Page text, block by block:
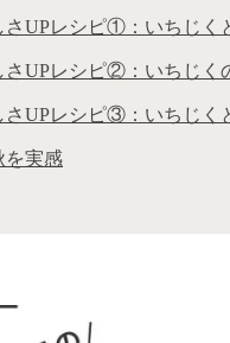
さUPレシピ①：いちじく
さUPレシピ②：いちじく
さUPレシピ③：いちじく
を実感